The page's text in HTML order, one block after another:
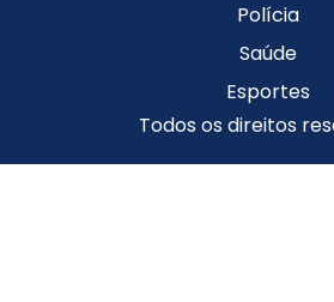
Polícia
Saúde
Esportes
Todos os direitos